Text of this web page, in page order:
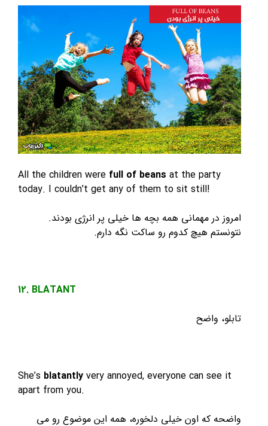
All the children were full of beans at the party
today. I couldn’t get any of them to sit still!
امروز در مهمانی همه بچه ها خیلی پر انرژی بودند.
نتونستم هیچ کدوم رو ساکت نگه دارم.
12. BLATANT
تابلو، واضح
She’s blatantly very annoyed, everyone can see it
apart from you.
واضحه که اون خیلی دلخوره، همه این موضوع رو می